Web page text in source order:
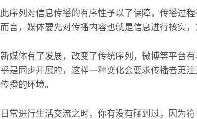
此序列对信息传播的有序性予以了保障，传播过
而言，媒体要先对传播内容也就是信息进行核实
新媒体有了发展，改变了传统序列，微博等平台
乎是同步开展的，这样一种变化会要求传播者更
传播的环境。
日常进行生活交流之时，你有没有碰到过，因为